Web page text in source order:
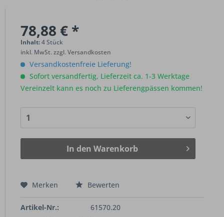
78,88 € *
Inhalt:4 Stück
inkl. MwSt.zzgl. Versandkosten
Versandkostenfreie Lieferung!
Sofort versandfertig, Lieferzeit ca. 1-3 Werktage
Vereinzelt kann es noch zu Lieferengpässen kommen!
In den Warenkorb
Merken Bewerten
Artikel-Nr.:
61570.20